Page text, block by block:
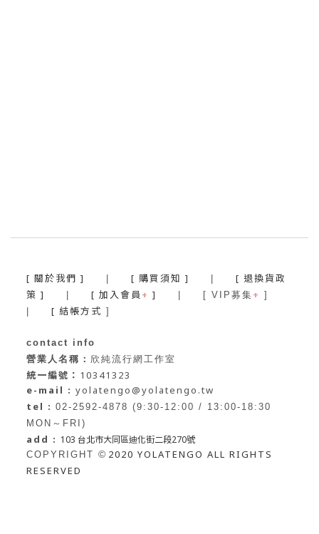
[ 關於我們 ] [ 購買須知 ]
[ 退換貨政
策 ]
[ 加入會員 + ] | [ VIP募集 + ]
[ 結帳方式 ]
contact info
營業人名稱： 欣純流行網工作室
統一編號： 10341323
e-mail : yolatengo@yolatengo.tw
tel : 02-2592-4878 (9:30-12:00 / 13:00-18:30
MON～FRI)
add : 103 台北市大同區迪化街二段270號
COPYRIGHT © 2020 YOLATENGO ALL RIGHTS
RESERVED